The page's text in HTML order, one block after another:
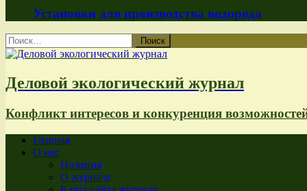
Установки для производства водорода
Найти:
Деловой экологический журнал
Конфликт интересов и конкуренция
Главная
О нас
Позиция
О журнале